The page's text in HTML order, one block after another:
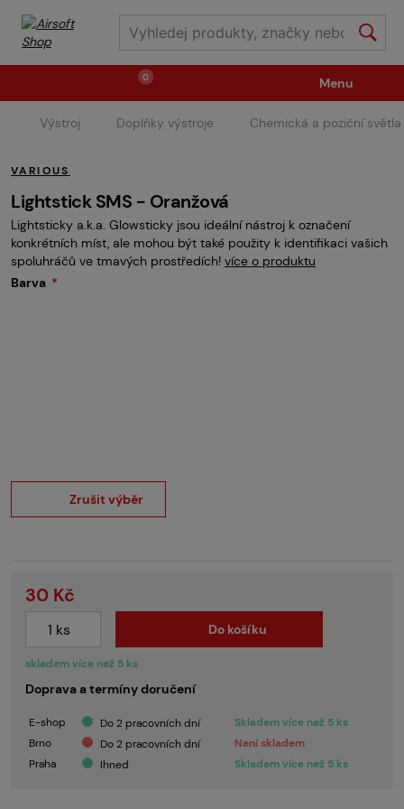
0
Zbraně Střelivo / plyny
Náhradní díly / upgrade Příslušenství ke zbraním
Výstroj Oblečení / boty Pyrotechnika
Menu
Výstroj Doplňky výstroje Chemická a poziční světla
VARIOUS
Lightstick SMS - Oranžová
Lightsticky a.k.a. Glowsticky jsou ideální nástroj k označení
konkrétních míst, ale mohou být také použity k identifikaci vašich
spoluhráčů ve tmavých prostředích! více o produktu
Barva
Zrušit výběr
skladem více než 5 ks
30 Kč
Do košíku
Doprava a termíny doručení
E-shop Do 2 pracovních dní
Skladem více než 5 ks
Brno
Do 2 pracovních dní
Není skladem
Praha
Ihned Skladem více než 5 ks